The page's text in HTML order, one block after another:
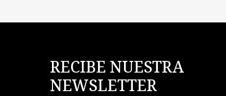
RECIBE NUESTRA
NEWSLETTER